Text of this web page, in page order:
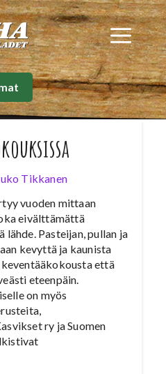
Tikkanen
vuoden mittaan
eivälttämättä
Pasteijan, pullan ja
kevyttä ja kaunista
että
eteenpäin.
on myös
ry ja Suomen